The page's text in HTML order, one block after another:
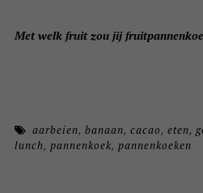
Met welk fruit zou jij
aarbeien,banaan,cacao,eten,
lunch, pannenkoek, pannenkoeken